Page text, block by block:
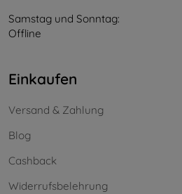
Samstag und Sonntag:
Offline
Einkaufen
Versand & Zahlung
Blog
Cashback
Widerrufsbelehrung